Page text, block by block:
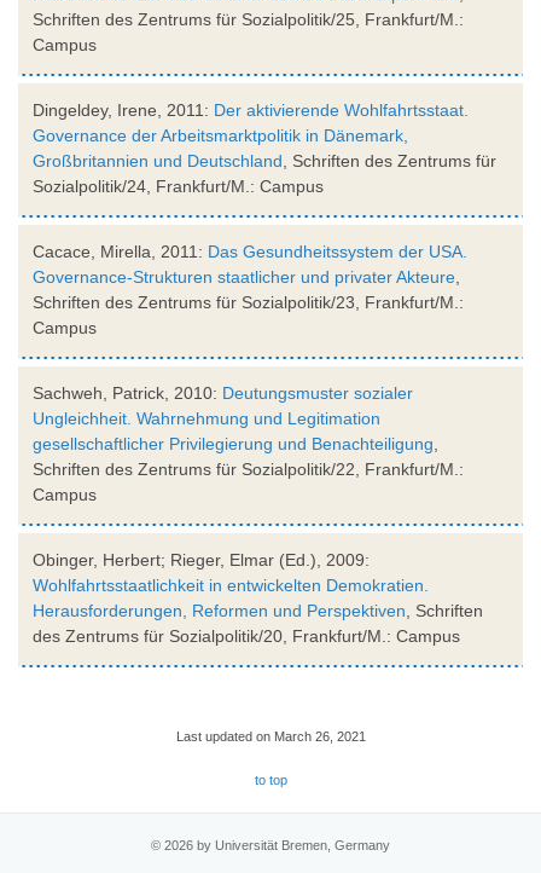
Schriften des Zentrums für Sozialpolitik/25, Frankfurt/M.:
Campus
Dingeldey, Irene, 2011: Der aktivierende Wohlfahrtsstaat.
Governance der Arbeitsmarktpolitik in Dänemark,
Großbritannien und Deutschland , Schriften des Zentrums für
Sozialpolitik/24, Frankfurt/M.: Campus
Cacace, Mirella, 2011: Das Gesundheitssystem der USA.
Governance-Strukturen staatlicher und privater Akteure
Schriften des Zentrums für Sozialpolitik/23, Frankfurt/M.:
Campus
Sachweh, Patrick, 2010: Deutungsmuster sozialer
Ungleichheit. Wahrnehmung und Legitimation
gesellschaftlicher Privilegierung und Benachteiligung
Schriften des Zentrums für Sozialpolitik/22, Frankfurt/M.:
Campus
Obinger, Herbert; Rieger, Elmar (Ed.), 2009:
Wohlfahrtsstaatlichkeit in entwickelten Demokratien.
Herausforderungen, Reformen und Perspektiven , Schriften
des Zentrums für Sozialpolitik/20, Frankfurt/M.: Campus
Last updated on March 26, 2021
to top
© 2026 by Universität Bremen, Germany